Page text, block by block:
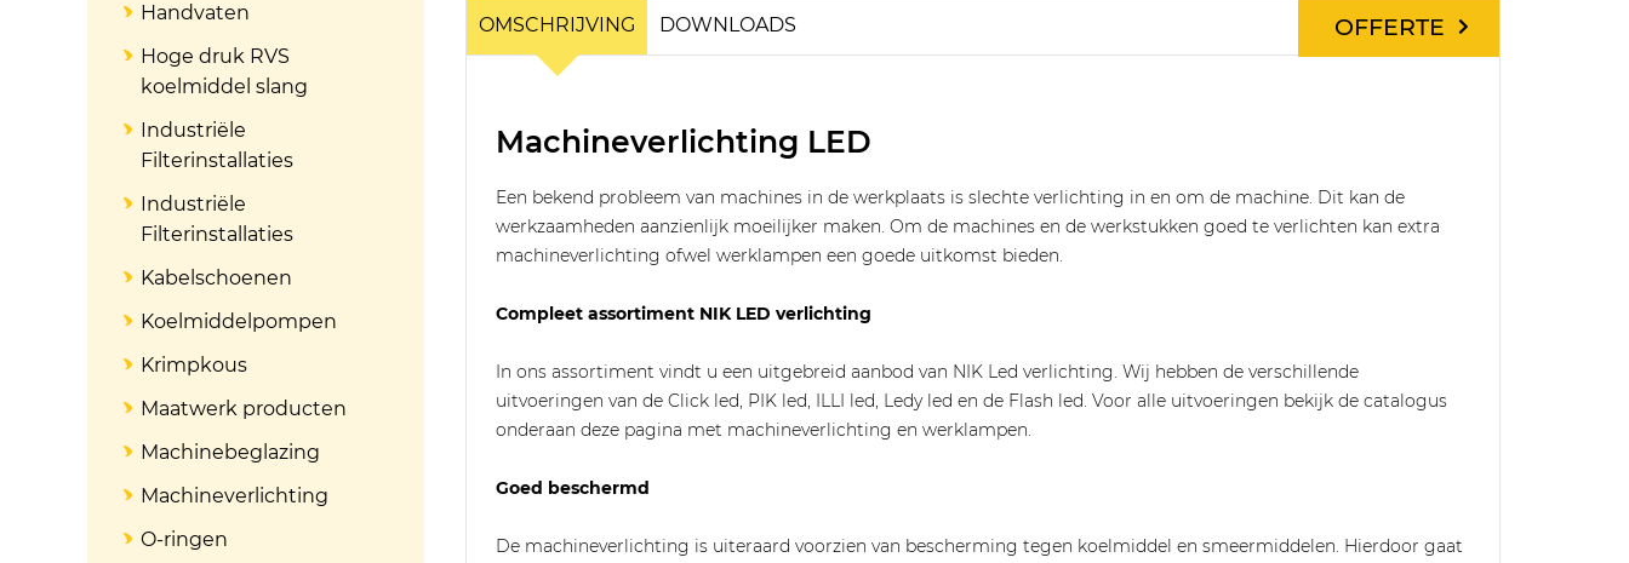
OMSCHRIJVING DOWNLOADS OFFERTE
Machineverlichting LED
Een bekend probleem van machines in de werkplaats is slechte verlichting in en om de machine. Dit kan de
werkzaamheden aanzienlijk moeilijker maken. Om de machines en de werkstukken goed te verlichten kan extra
machineverlichting ofwel werklampen een goede uitkomst bieden.
Compleet assortiment NIK LED verlichting
In ons assortiment vindt u een uitgebreid aanbod van NIK Led verlichting. Wij hebben de verschillende
uitvoeringen van de Click led, PIK led, ILLI led, Ledy led en de Flash led. Voor alle uitvoeringen bekijk de catalogus
onderaan deze pagina met machineverlichting en werklampen.
Goed beschermd
De machineverlichting is uiteraard voorzien van bescherming tegen koelmiddel en smeermiddelen. Hierdoor gaat
Handvaten
Hoge druk RVS
koelmiddel slang
Industriële
Filterinstallaties
Industriële
Filterinstallaties
Kabelschoenen
Koelmiddelpompen
Krimpkous
Maatwerk producten
Machinebeglazing
Machineverlichting
O-ringen